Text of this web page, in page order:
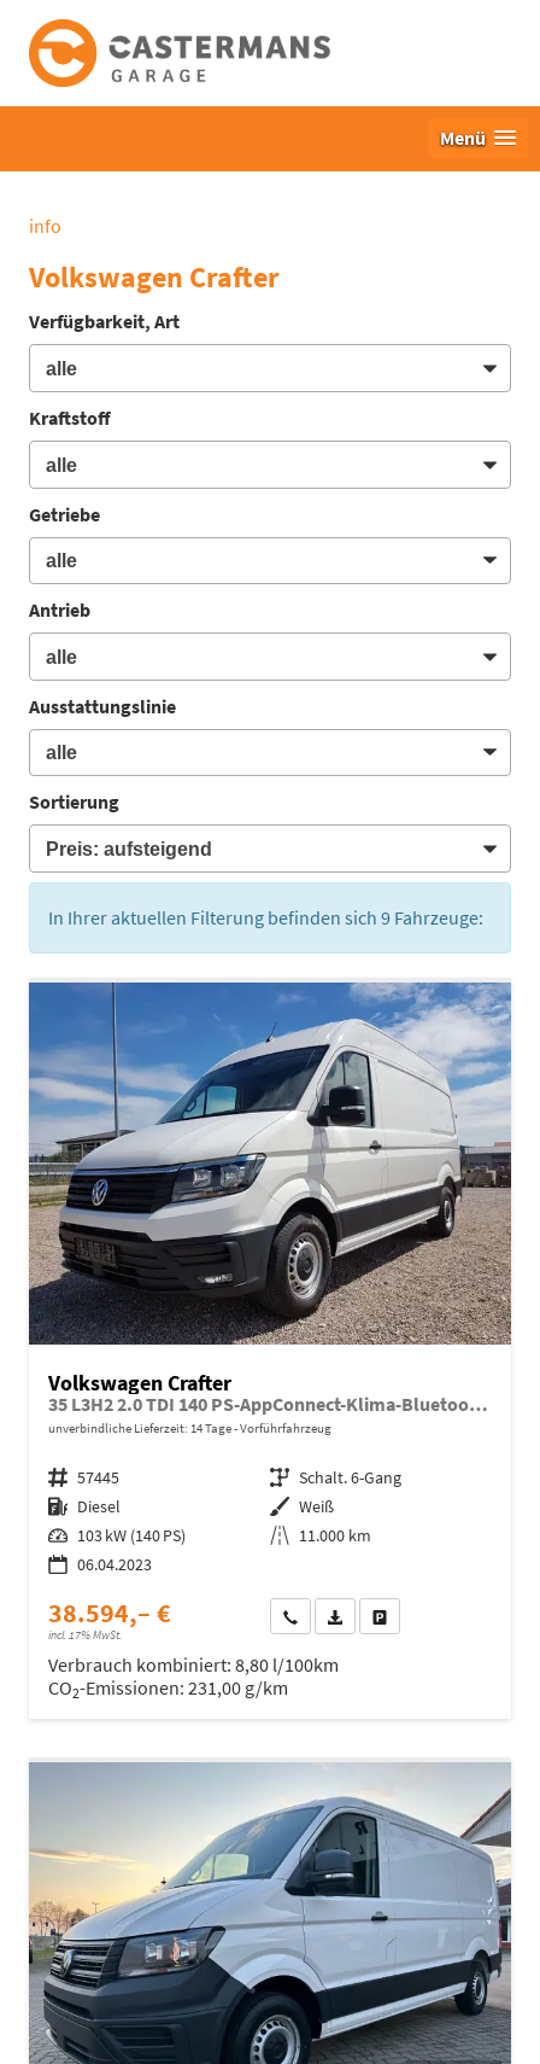
Menü
info
Volkswagen Crafter
Verfügbarkeit, Art
Kraftstoff
Getriebe
Antrieb
Ausstattungslinie
Sortierung
In Ihrer aktuellen Filterung befinden sich 9 Fahrzeuge:
Volkswagen Crafter
35 L3H2 2.0 TDI 140 PS-AppConnect-Klima-Bluetooth-Kamera-Regalausbau-Sofort
unverbindliche Lieferzeit: 14 Tage Vorführfahrzeug
Fahrzeugnr. 57445 Getriebe Schalt. 6-Gang
Kraftstoff Diesel Außenfarbe Weiß
Leistung 103 kW (140 PS) Kilometerstand 11.000 km
06.04.2023
38.594,– €
incl. 17% MwSt.
Wir rufen Sie anFahrzeugexposé (PDF)
Verbrauch kombiniert: 8,80 l/100km
CO2-Emissionen: 231,00 g/km